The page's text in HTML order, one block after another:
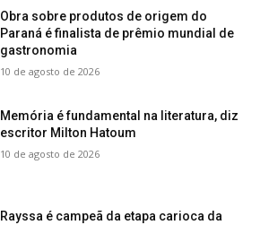
Obra sobre produtos de origem do
Paraná é finalista de prêmio mundial de
gastronomia
10 de agosto de 2026
Memória é fundamental na literatura, diz
escritor Milton Hatoum
10 de agosto de 2026
Rayssa é campeã da etapa carioca da